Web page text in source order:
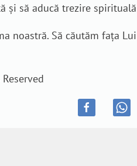
și să aducă trezire
noastră. Să căutăm fața